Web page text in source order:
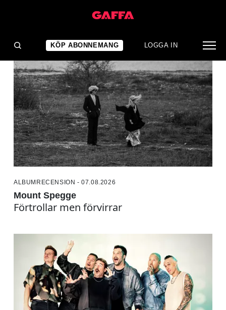
KÖP ABONNEMANG LOGGA IN
ALBUMRECENSION - 07.08.2026
Mount Spegge
Förtrollar men förvirrar